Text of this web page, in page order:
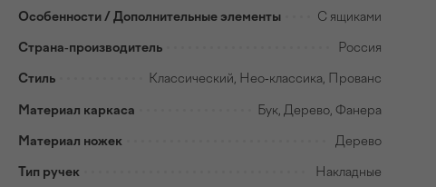
Особенности / Дополнительные элементы С ящиками
Страна-производитель Россия
Стиль Классический, Нео-классика, Прованс
Материал каркаса Бук, Дерево, Фанера
Материал ножек Дерево
Тип ручек Накладные